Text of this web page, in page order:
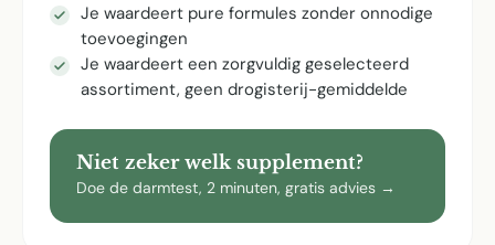
Je waardeert pure formules zonder onnodige
toevoegingen
Je waardeert een zorgvuldig geselecteerd
assortiment, geen drogisterij-gemiddelde
Niet zeker welk supplement?
Doe de darmtest, 2 minuten, gratis advies →